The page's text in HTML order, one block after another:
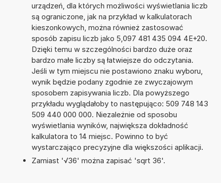
urządzeń, dla których możliwości wyświetlania liczb
są ograniczone, jak na przykład w kalkulatorach
kieszonkowych, można również zastosować
sposób zapisu liczb jako 5,097 481 435 094 4E+20.
Dzięki temu w szczególności bardzo duże oraz
bardzo małe liczby są łatwiejsze do odczytania.
Jeśli w tym miejscu nie postawiono znaku wyboru,
wynik będzie podany zgodnie ze zwyczajowym
sposobem zapisywania liczb. Dla powyższego
przykładu wyglądałoby to następująco: 509 748 143
509 440 000 000. Niezależnie od sposobu
wyświetlania wyników, największa dokładność
kalkulatora to 14 miejsc. Powinno to być
wystarczająco precyzyjne dla większości aplikacji.
Zamiast '√36' można zapisać 'sqrt 36'.